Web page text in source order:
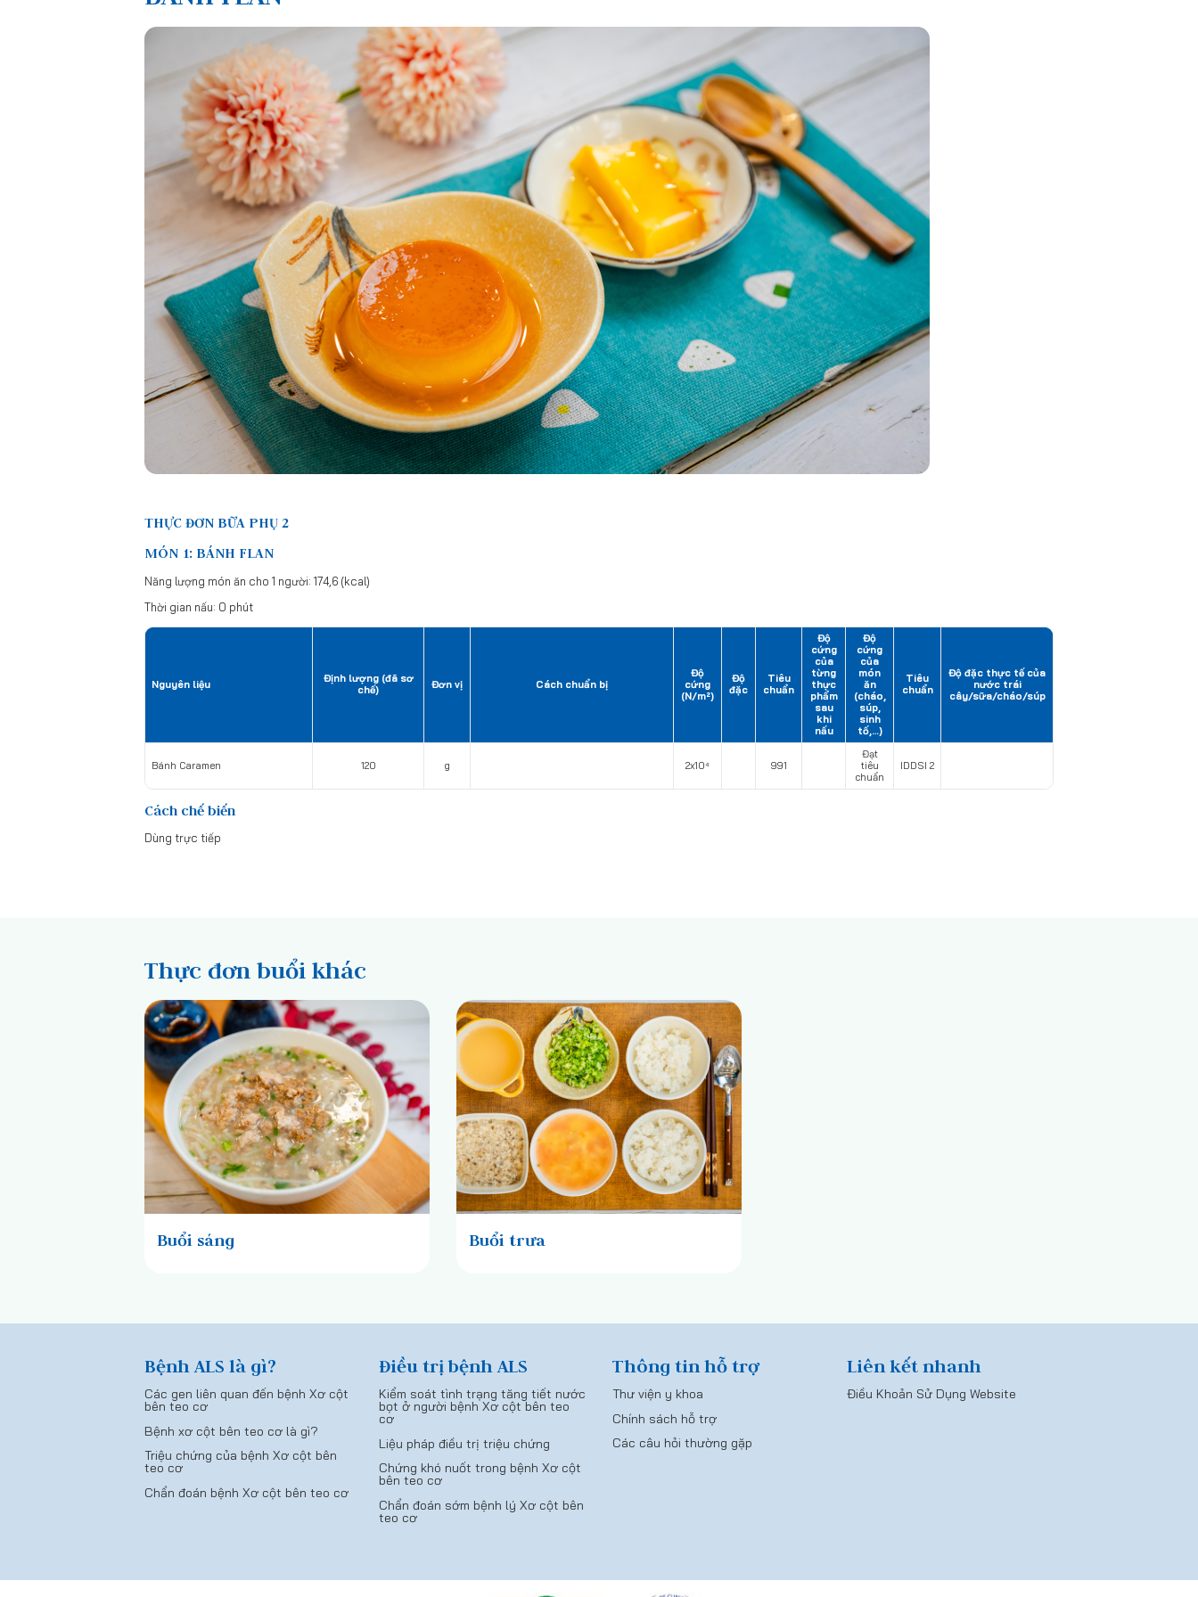
THỰC ĐƠN BỮA PHỤ 2
MÓN 1: BÁNH FLAN
Năng lượng món ăn cho 1 người: 174,6 (kcal)
Thời gian nấu: 0 phút
Nguyên liệu
Định lượng (đã sơ
chế)
Đơn vị Cách chuẩn bị
Độ
cứng
(N/m²)
Độ
đặc
Tiêu
chuẩn
Độ
cứng
của
từng
thực
phẩm
sau
khi
nấu
Độ
cứng
của
món
ăn
(cháo,
súp,
sinh
tố,…)
Tiêu
chuẩn
Độ đặc thực tế của
nước trái
cây/sữa/cháo/súp
Bánh Caramen 120 g 2x10⁴ 991
Đạt
tiêu
chuẩn
IDDSI 2
Cách chế biến
Dùng trực tiếp
Thực đơn buổi khác
Buổi sáng Buổi trưa
Bệnh ALS là gì?
Các gen liên quan đến bệnh Xơ cột
bên teo cơ
Bệnh xơ cột bên teo cơ là gì?
Triệu chứng của bệnh Xơ cột bên
teo cơ
Chẩn đoán bệnh Xơ cột bên teo cơ
Điều trị bệnh ALS
Kiểm soát tình trạng tăng tiết nước
bọt ở người bệnh Xơ cột bên teo
cơ
Liệu pháp điều trị triệu chứng
Chứng khó nuốt trong bệnh Xơ cột
bên teo cơ
Chẩn đoán sớm bệnh lý Xơ cột bên
teo cơ
Thông tin hỗ trợ
Thư viện y khoa
Chính sách hỗ trợ
Các câu hỏi thường gặp
Liên kết nhanh
Điều Khoản Sử Dụng Website